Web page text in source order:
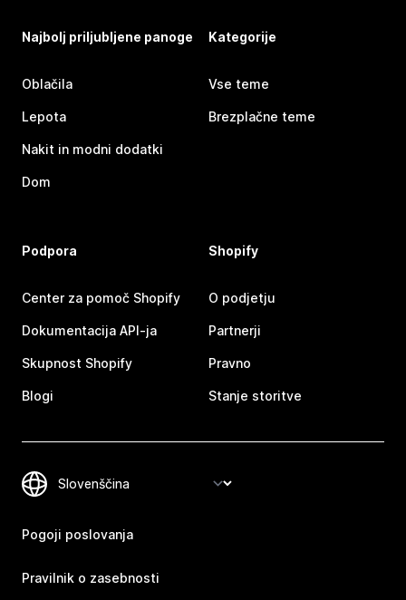
Najbolj priljubljene panoge
Oblačila
Lepota
Nakit in modni dodatki
Dom
Kategorije
Vse teme
Brezplačne teme
Podpora
Center za pomoč Shopify
Dokumentacija API-ja
Skupnost Shopify
Blogi
Shopify
O podjetju
Partnerji
Pravno
Stanje storitve
Pogoji poslovanja
Pravilnik o zasebnosti